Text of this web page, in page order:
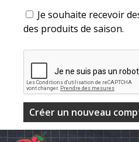
Je souhaite recevoir
des produits de saison.